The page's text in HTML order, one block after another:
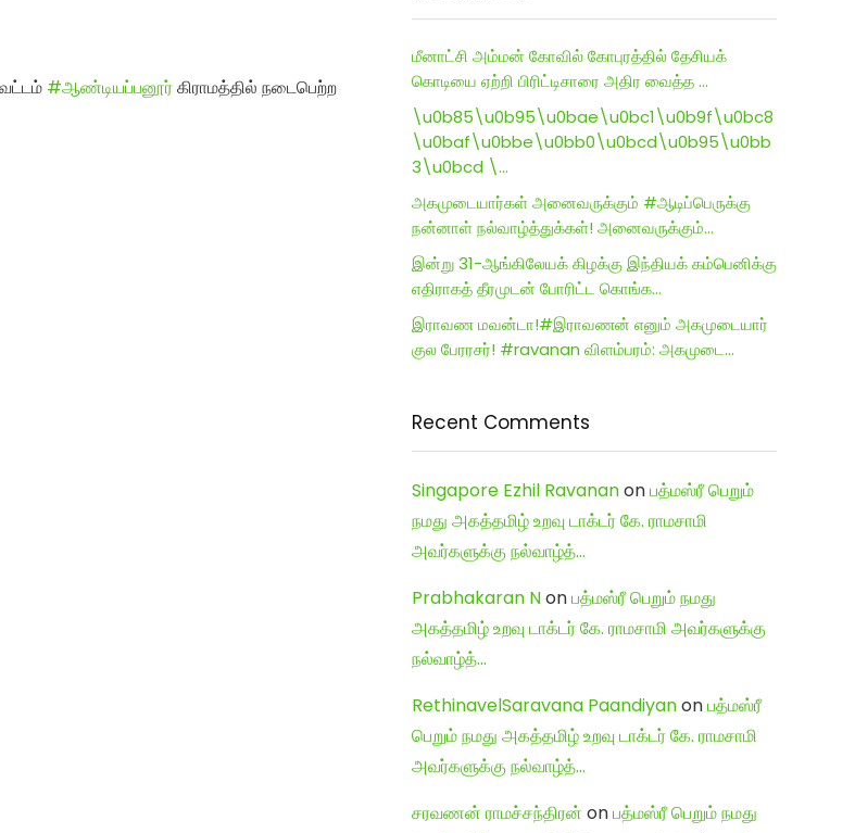
#ஆண்டியப்பனூர்கிராமத்தில் நடைபெற்ற
மீனாட்சி அம்மன் கோவில் கோபுரத்தில் தேசியக்
கொடியை ஏற்றி பிரிட்டிசாரை அதிர வைத்த …
\u0b85\u0b95\u0bae\u0bc1\u0b9f\u0bc8
\u0baf\u0bbe\u0bb0\u0bcd\u0b95\u0bb
3\u0bcd \…
அகமுடையார்கள் அனைவருக்கும் #ஆடிப்பெருக்கு
நன்னாள் நல்வாழ்த்துக்கள்! அனைவருக்கும்…
இன்று 31-ஆங்கிலேயக் கிழக்கு இந்தியக் கம்பெனிக்கு
எதிராகத் தீரமுடன் போரிட்ட கொங்க…
இராவண மவன்டா!#இராவணன் எனும் அகமுடையார்
குல பேரரசர்! #ravanan விளம்பரம்: அகமுடை…
Recent Comments
Singapore Ezhil Ravananonபத்மஸ்ரீ பெறும்
நமது அகத்தமிழ் உறவு டாக்டர் கே. ராமசாமி
அவர்களுக்கு நல்வாழ்த்…
Prabhakaran Nonபத்மஸ்ரீ பெறும் நமது
அகத்தமிழ் உறவு டாக்டர் கே. ராமசாமி அவர்களுக்கு
நல்வாழ்த்…
RethinavelSaravana Paandiyanonபத்மஸ்ரீ
பெறும் நமது அகத்தமிழ் உறவு டாக்டர் கே. ராமசாமி
அவர்களுக்கு நல்வாழ்த்…
சரவணன் ராமச்சந்திரன் onபத்மஸ்ரீ பெறும் நமது